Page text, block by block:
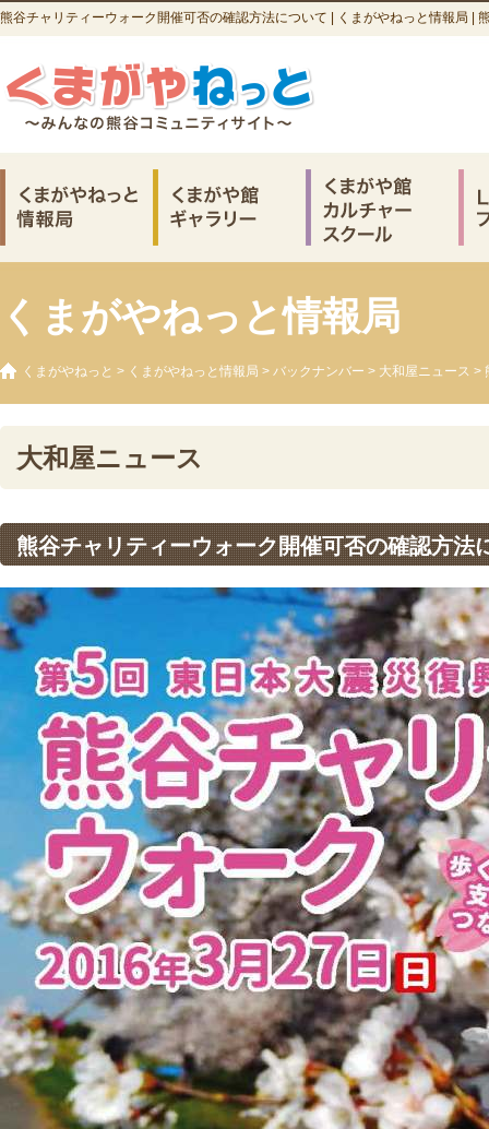
熊谷チャリティーウォーク開催可否の確認方法について | くまがやねっと情報局 |
くまがやねっと情報局
くまがやねっと > くまがやねっと情報局 > バックナンバー > 大和屋ニュース >
大和屋ニュース
熊谷チャリティーウォーク開催可否の確認方法